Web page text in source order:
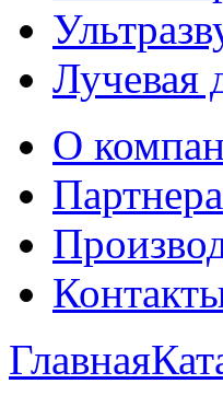
Лучевая
О
Главная